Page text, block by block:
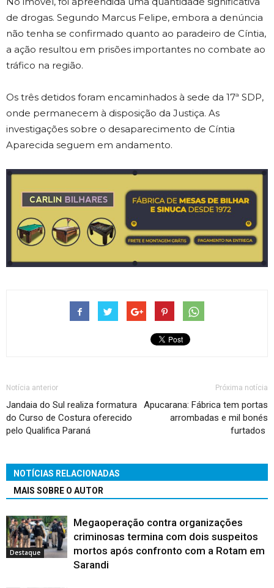
de drogas. Segundo Marcus Felipe, embora a denúncia
não tenha se confirmado quanto ao paradeiro de Cíntia,
a ação resultou em prisões importantes no combate ao
tráfico na região.
Os três detidos foram encaminhados à sede da 17ª SDP,
onde permanecem à disposição da Justiça. As
investigações sobre o desaparecimento de Cíntia
Aparecida seguem em andamento.
Notícia anterior
Jandaia do Sul realiza formatura
do Curso de Costura oferecido
pelo Qualifica Paraná
Próxima notícia
Apucarana: Fábrica tem portas
arrombadas e mil bonés
furtados
NOTÍCIAS RELACIONADAS
MAIS SOBRE O AUTOR
Destaque
Megaoperação contra organizações
criminosas termina com dois suspeitos
mortos após confronto com a Rotam em
Sarandi